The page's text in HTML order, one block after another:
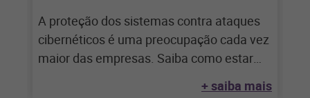
A proteção dos sistemas contra ataques
cibernéticos é uma preocupação cada vez
maior das empresas. Saiba como estar
+ saiba mais